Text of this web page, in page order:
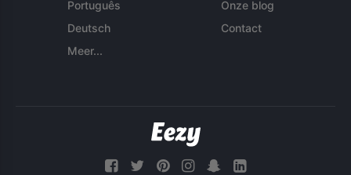
Português
Deutsch
Meer...
Onze blog
Contact